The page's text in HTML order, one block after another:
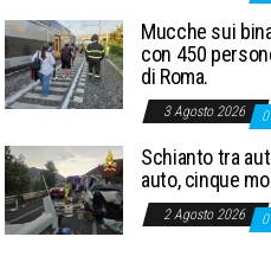
Mucche sui
con 450
di Roma.
3 Agosto 2026 0
Schianto tra
auto, cinque
2 Agosto 2026 0